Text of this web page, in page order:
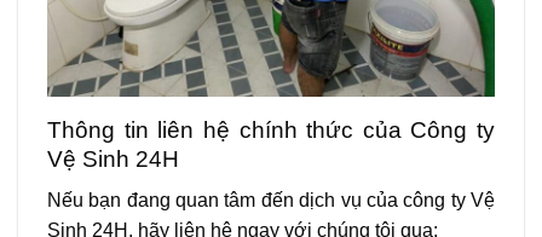
Thông tin liên hệ chính thức của Công ty
Vệ Sinh 24H
Nếu bạn đang quan tâm đến dịch vụ của công ty Vệ
Sinh 24H, hãy liên hệ ngay với chúng tôi qua: